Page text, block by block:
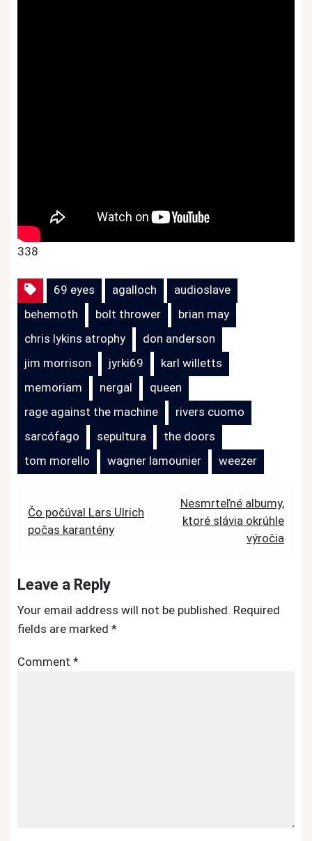
338
69 eyes agalloch
audioslave
behemoth
bolt thrower
brian may
chris lykins atrophy
don anderson
jim morrison
jyrki69
karl willetts
memoriam
nergal
queen
rage against the machine
rivers cuomo
sarcófago
sepultura
the doors
tom morello
wagner lamounier weezer
Post
navigation
Čo počúval Lars Ulrich
počas karantény
Nesmrteľné albumy,
ktoré slávia okrúhle
výročia
Leave a Reply
Your email address will not be published. Required
fields are marked *
Comment *